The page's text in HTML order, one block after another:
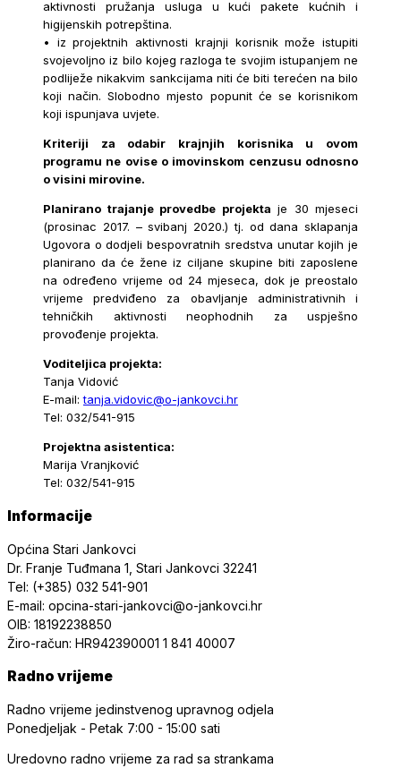
aktivnosti pružanja usluga u kući pakete kućnih i
higijenskih potrepština.
• iz projektnih aktivnosti krajnji korisnik može istupiti
svojevoljno iz bilo kojeg razloga te svojim istupanjem ne
podliježe nikakvim sankcijama niti će biti terećen na bilo
koji način. Slobodno mjesto popunit će se korisnikom
koji ispunjava uvjete.
Kriteriji za odabir krajnjih korisnika u ovom
programu ne ovise o imovinskom cenzusu odnosno
o visini mirovine.
Planirano trajanje provedbe projekta je 30 mjeseci
(prosinac 2017. – svibanj 2020.) tj. od dana sklapanja
Ugovora o dodjeli bespovratnih sredstva unutar kojih je
planirano da će žene iz ciljane skupine biti zaposlene
na određeno vrijeme od 24 mjeseca, dok je preostalo
vrijeme predviđeno za obavljanje administrativnih i
tehničkih aktivnosti neophodnih za uspješno
provođenje projekta.
Voditeljica projekta:
Tanja Vidović
E-mail:tanja.vidovic@o-jankovci.hr
Tel: 032/541-915
Projektna asistentica:
Marija Vranjković
Tel: 032/541-915
Informacije
Općina Stari Jankovci
Dr. Franje Tuđmana 1, Stari Jankovci 32241
Tel: (+385) 032 541-901
E-mail: opcina-stari-jankovci@o-jankovci.hr
OIB: 18192238850
Žiro-račun: HR942390001 1 841 40007
Radno vrijeme
Radno vrijeme jedinstvenog upravnog odjela
Ponedjeljak - Petak 7:00 - 15:00 sati
Uredovno radno vrijeme za rad sa strankama